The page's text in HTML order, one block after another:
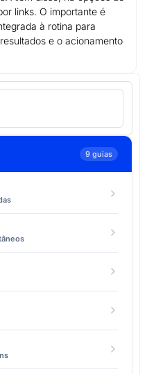
links. O importante é
à rotina para
e o acionamento
9 guias